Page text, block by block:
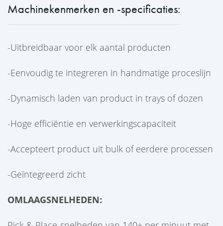
Machinekenmerken en -specificaties:
-Uitbreidbaar voor elk aantal producten
-Eenvoudig te integreren in handmatige proceslijn
-Dynamisch laden van product in trays of dozen
-Hoge efficiëntie en verwerkingscapaciteit
-Accepteert product uit bulk of eerdere processen
-Geïntegreerd zicht
OMLAAGSNELHEDEN: